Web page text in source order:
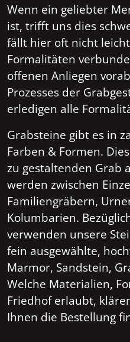
Wenn ein geliebter
ist, trifft uns dies
fällt hier oft nicht
Formalitäten
offenen Anliegen
Prozesses der
erledigen alle
Grabsteine gibt es in
Farben & Formen.
zu gestaltenden Grab
werden zwischen
Familiengräbern,
Kolumbarien.
verwenden unsere
fein ausgewählte,
Marmor, Sandstein,
Welche Materialien,
Friedhof erlaubt,
Ihnen die Bestellung